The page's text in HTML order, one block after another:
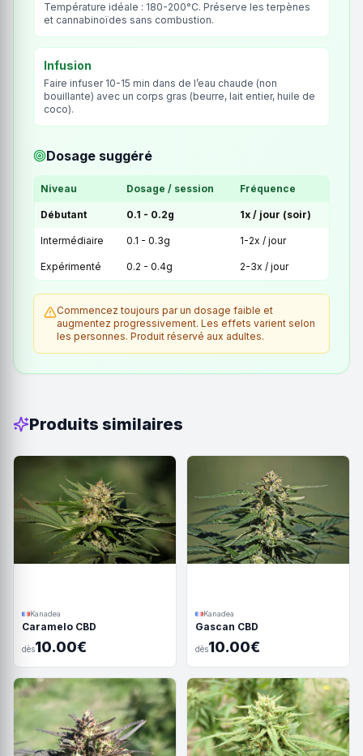
Température idéale : 180-200°C. Préserve les terpènes
et cannabinoïdes sans combustion.
Infusion
Faire infuser 10-15 min dans de l’eau chaude (non
bouillante) avec un corps gras (beurre, lait entier, huile de
coco).
Dosage suggéré
Niveau Dosage / session Fréquence
Débutant 0.1 - 0.2g 1x / jour (soir)
Intermédiaire 0.1 - 0.3g 1-2x / jour
Expérimenté 0.2 - 0.4g 2-3x / jour
Commencez toujours par un dosage faible et
augmentez progressivement. Les effets varient selon
les personnes. Produit réservé aux adultes.
Produits similaires
Kanadea
Caramelo CBD
dès10.00€
Kanadea
Gascan CBD
dès10.00€